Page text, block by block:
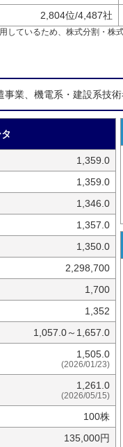
2,804位/4,487社
しているため、株式分割・株
事業、機電系・建設系技
1,359.0
1,359.0
1,346.0
1,357.0
1,350.0
2,298,700
1,700
1,352
1,057.0～1,657.0
1,505.0
(2026/01/23)
1,261.0
(2026/05/15)
100株
135,000円